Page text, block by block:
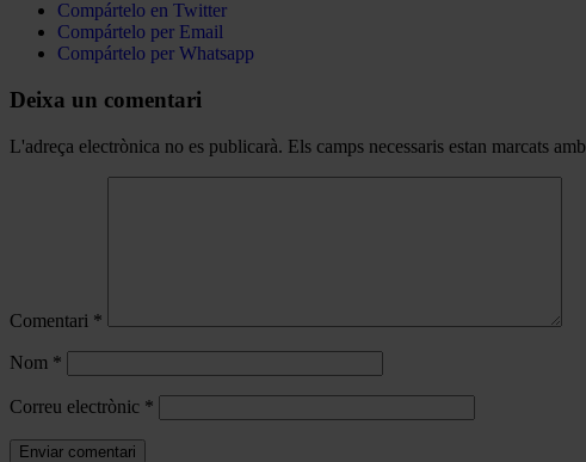
Compártelo en Twitter
Compártelo per Email
Compártelo per Whatsapp
Deixa un comentari
L'adreça electrònica no es publicarà. Els camps necessaris estan marcats amb
Comentari *
Nom *
Correu electrònic *